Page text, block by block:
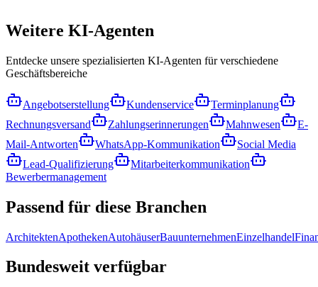
Weitere KI-Agenten
Entdecke unsere spezialisierten KI-Agenten für verschiedene
Geschäftsbereiche
Angebotserstellung Kundenservice
Terminplanung
Rechnungsversand
Zahlungserinnerungen Mahnwesen
E-
Mail-Antworten
WhatsApp-Kommunikation
Social Media
Lead-Qualifizierung
Mitarbeiterkommunikation
Bewerbermanagement
Passend für diese Branchen
ArchitektenApothekenAutohäuserBauunternehmenEinzelhandel
Bundesweit verfügbar